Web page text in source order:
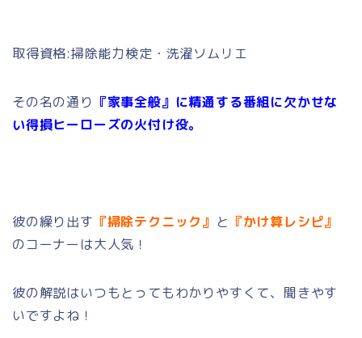
取得資格:掃除能力検定・洗濯ソムリエ
その名の通り 『家事全般』 に精通する番組に欠かせな
い得損ヒーローズの火付け役。
彼の繰り出す 『掃除テクニック』 と 『かけ算レシピ』
のコーナーは大人気！
彼の解説はいつもとってもわかりやすくて、聞きやす
いですよね！